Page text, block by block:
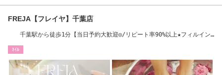
FREJA【フレイヤ】千葉店
千葉駅から徒歩1分【当日予約大歓迎◎/リピート率90%以上★フィルイン/
ﾈｲﾙ